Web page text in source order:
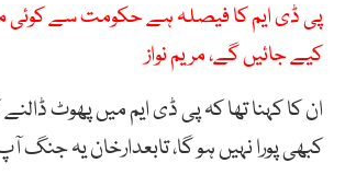
‏پی ڈی ایم کا فیصلہ ہے حکومت سے کوئی
کیے جائیں گے، مریم نواز
ان کا کہنا تھا کہ پی ڈی ایم میں پھوٹ
کبھی پورا نہیں ہو گا، تابعدارخان یہ جنگ